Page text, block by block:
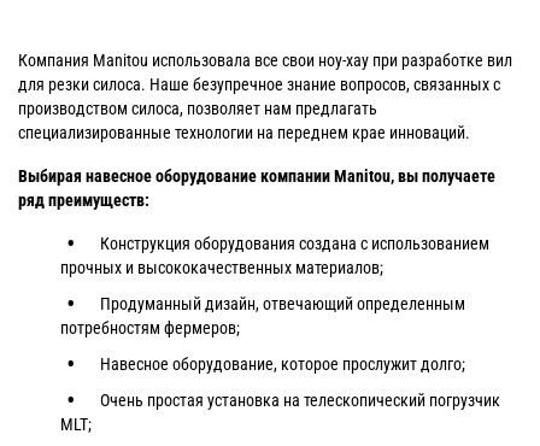
Компания Manitou использовала все свои ноу-хау при разработке вил
для резки силоса. Наше безупречное знание вопросов, связанных с
производством силоса, позволяет нам предлагать
специализированные технологии на переднем крае инноваций.
Выбирая навесное оборудование компании Manitou, вы получаете
ряд преимуществ:
Конструкция оборудования создана с использованием
прочных и высококачественных материалов;
Продуманный дизайн, отвечающий определенным
потребностям фермеров;
Навесное оборудование, которое прослужит долго;
Очень простая установка на телескопический погрузчик
MLT;